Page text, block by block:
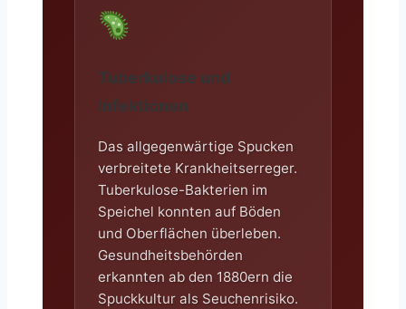
Tuberkulose und
Infektionen
Das allgegenwärtige Spucken
verbreitete Krankheitserreger.
Tuberkulose-Bakterien im
Speichel konnten auf Böden
und Oberflächen überleben.
Gesundheitsbehörden
erkannten ab den 1880ern die
Spuckkultur als Seuchenrisiko.